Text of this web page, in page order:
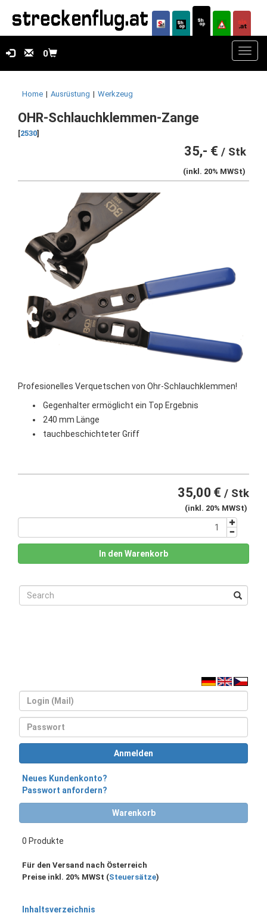
0
Home | Ausrüstung | Werkzeug
OHR-Schlauchklemmen-Zange
[2530]
35,- € / Stk
(inkl. 20% MWSt)
Profesionelles Verquetschen von Ohr-Schlauchklemmen!
Gegenhalter ermöglicht ein Top Ergebnis
240 mm Länge
tauchbeschichteter Griff
35,00 € / Stk
(inkl. 20% MWSt)
In den Warenkorb
Login
Passwort
Anmelden
Neues Kundenkonto?
Passwort anfordern?
Warenkorb
0 Produkte
Für den Versand nach Österreich
Preise inkl. 20% MWSt (Steuersätze)
Inhaltsverzeichnis